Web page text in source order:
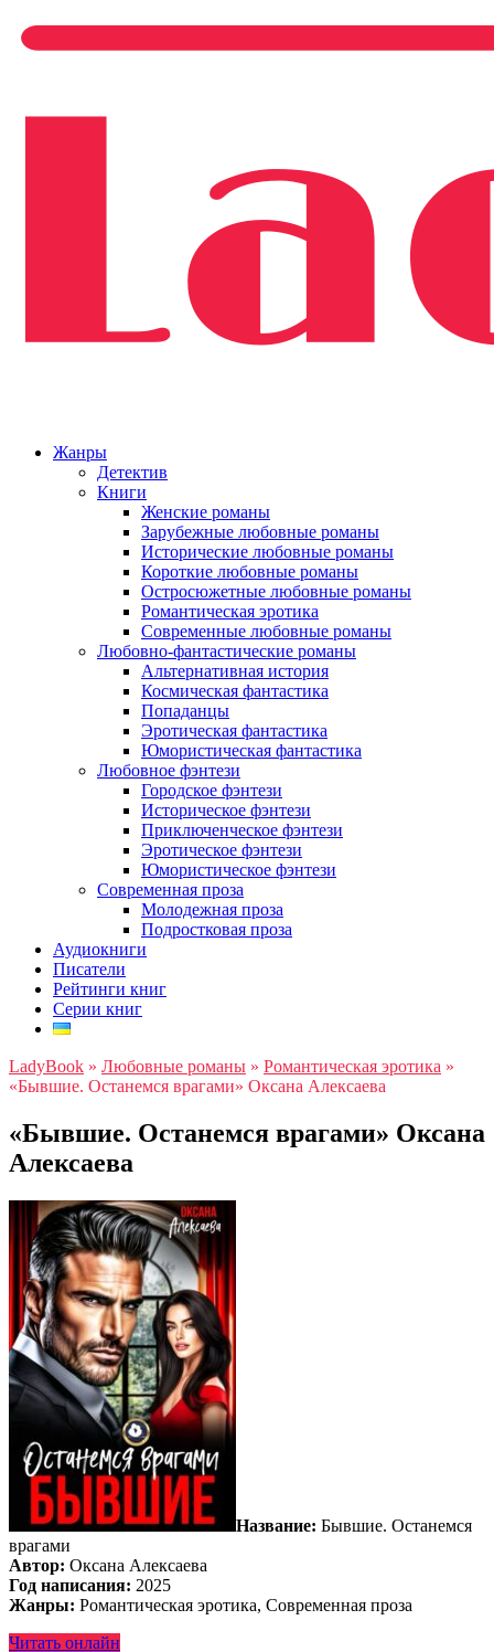
Жанры
Детектив
Книги
Женские романы
Зарубежные любовные романы
Исторические любовные романы
Короткие любовные романы
Остросюжетные любовные романы
Романтическая эротика
Современные любовные романы
Любовно-фантастические романы
Альтернативная история
Космическая фантастика
Попаданцы
Эротическая фантастика
Юмористическая фантастика
Любовное фэнтези
Городское фэнтези
Историческое фэнтези
Приключенческое фэнтези
Эротическое фэнтези
Юмористическое фэнтези
Современная проза
Молодежная проза
Подростковая проза
Аудиокниги
Писатели
Рейтинги книг
Серии книг
LadyBook » Любовные романы » Романтическая эротика »
«Бывшие. Останемся врагами» Оксана Алексаева
«Бывшие. Останемся врагами» Оксана
Алексаева
Название: Бывшие. Останемся
врагами
Автор: Оксана Алексаева
Год написания: 2025
Жанры: Романтическая эротика, Современная проза
Читать онлайн